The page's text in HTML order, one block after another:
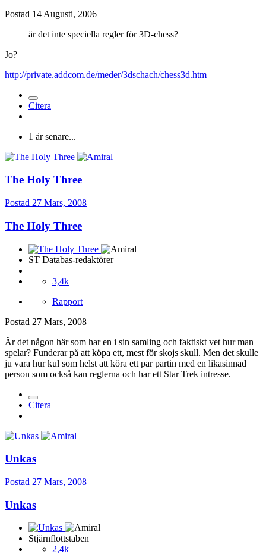
Postad 14 Augusti, 2006
är det inte speciella regler för 3D-chess?
Jo?
http://private.addcom.de/meder/3dschach/chess3d.htm
Citera
1 år senare...
The Holy Three
Postad 27 Mars, 2008
The Holy Three
ST Databas-redaktörer
3,4k
Rapport
Postad 27 Mars, 2008
Är det någon här som har en i sin samling och faktiskt vet hur man
spelar? Funderar på att köpa ett, mest för skojs skull. Men det skulle
ju vara hur kul som helst att köra ett par partin med en likasinnad
person som också kan reglerna och har ett Star Trek intresse.
Citera
Unkas
Postad 27 Mars, 2008
Unkas
Stjärnflottstaben
2,4k